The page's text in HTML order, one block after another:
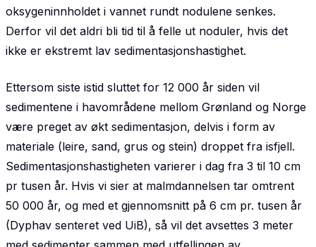
oksygeninnholdet i vannet rundt nodulene senkes.
Derfor vil det aldri bli tid til å felle ut noduler, hvis det
ikke er ekstremt lav sedimentasjonshastighet.
Ettersom siste istid sluttet for 12 000 år siden vil
sedimentene i havområdene mellom Grønland og Norge
være preget av økt sedimentasjon, delvis i form av
materiale (leire, sand, grus og stein) droppet fra isfjell.
Sedimentasjonshastigheten varierer i dag fra 3 til 10 cm
pr tusen år. Hvis vi sier at malmdannelsen tar omtrent
50 000 år, og med et gjennomsnitt på 6 cm pr. tusen år
(Dyphav senteret ved UiB), så vil det avsettes 3 meter